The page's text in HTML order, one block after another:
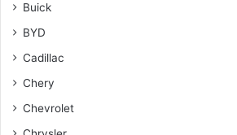
Buick
BYD
Cadillac
Chery
Chevrolet